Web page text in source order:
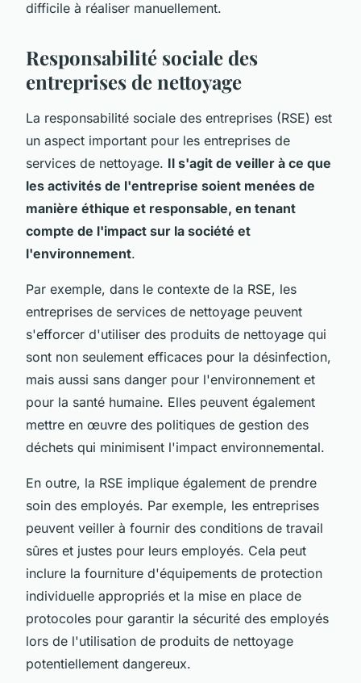
difficile à réaliser manuellement.
Responsabilité sociale des
entreprises de nettoyage
La responsabilité sociale des entreprises (RSE) est
un aspect important pour les entreprises de
services de nettoyage. Il s'agit de veiller à ce que
les activités de l'entreprise soient menées de
manière éthique et responsable, en tenant
compte de l'impact sur la société et
l'environnement.
Par exemple, dans le contexte de la RSE, les
entreprises de services de nettoyage peuvent
s'efforcer d'utiliser des produits de nettoyage qui
sont non seulement efficaces pour la désinfection,
mais aussi sans danger pour l'environnement et
pour la santé humaine. Elles peuvent également
mettre en œuvre des politiques de gestion des
déchets qui minimisent l'impact environnemental.
En outre, la RSE implique également de prendre
soin des employés. Par exemple, les entreprises
peuvent veiller à fournir des conditions de travail
sûres et justes pour leurs employés. Cela peut
inclure la fourniture d'équipements de protection
individuelle appropriés et la mise en place de
protocoles pour garantir la sécurité des employés
lors de l'utilisation de produits de nettoyage
potentiellement dangereux.